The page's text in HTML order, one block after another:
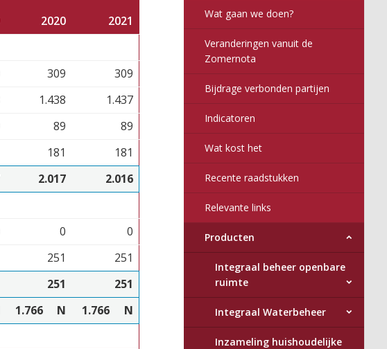
Wat gaan we doen?
Veranderingen vanuit de
Zomernota
Bijdrage verbonden partijen
Indicatoren
Wat kost het
Recente raadstukken
Relevante links
Producten
Integraal beheer openbare
ruimte
Integraal Waterbeheer
Inzameling huishoudelijke
2020
2021
309
309
1.438
1.437
89
89
181
181
2.017
2.016
0
0
251
251
251
251
1.766 N 1.766
N